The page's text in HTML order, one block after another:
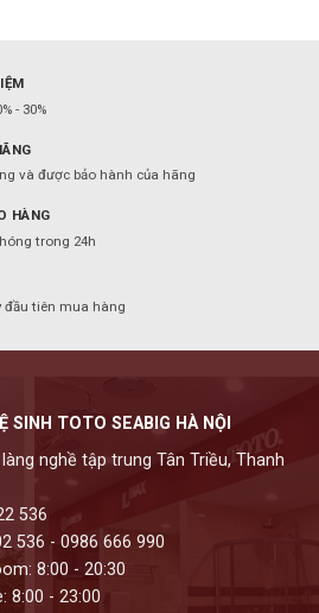
- 30%
và được bảo hành của hãng
HÀNG
trong 24h
tiên mua hàng
SINH TOTO SEABIG HÀ NỘI
nghề tập trung Tân Triều, Thanh
536
536 - 0986 666 990
8:00 - 20:30
8:00 - 23:00